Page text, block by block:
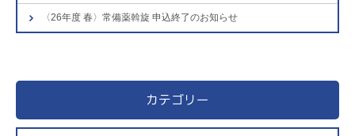
〈26年度 春〉常備薬斡旋 申込終了のお知らせ
カテゴリー